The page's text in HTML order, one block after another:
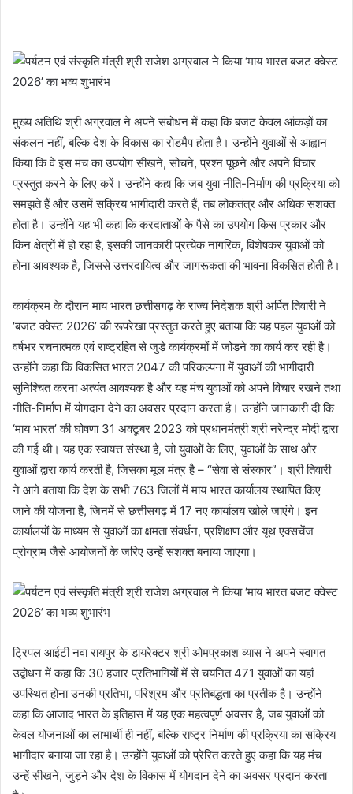
मुख्य अतिथि श्री अग्रवाल ने अपने संबोधन में कहा कि बजट केवल आंकड़ों का
संकलन नहीं, बल्कि देश के विकास का रोडमैप होता है। उन्होंने युवाओं से आह्वान
किया कि वे इस मंच का उपयोग सीखने, सोचने, प्रश्न पूछने और अपने विचार
प्रस्तुत करने के लिए करें। उन्होंने कहा कि जब युवा नीति-निर्माण की प्रक्रिया को
समझते हैं और उसमें सक्रिय भागीदारी करते हैं, तब लोकतंत्र और अधिक सशक्त
होता है। उन्होंने यह भी कहा कि करदाताओं के पैसे का उपयोग किस प्रकार और
किन क्षेत्रों में हो रहा है, इसकी जानकारी प्रत्येक नागरिक, विशेषकर युवाओं को
होना आवश्यक है, जिससे उत्तरदायित्व और जागरूकता की भावना विकसित होती है।
कार्यक्रम के दौरान माय भारत छत्तीसगढ़ के राज्य निदेशक श्री अर्पित तिवारी ने
‘बजट क्वेस्ट 2026’ की रूपरेखा प्रस्तुत करते हुए बताया कि यह पहल युवाओं को
वर्षभर रचनात्मक एवं राष्ट्रहित से जुड़े कार्यक्रमों में जोड़ने का कार्य कर रही है।
उन्होंने कहा कि विकसित भारत 2047 की परिकल्पना में युवाओं की भागीदारी
सुनिश्चित करना अत्यंत आवश्यक है और यह मंच युवाओं को अपने विचार रखने तथा
नीति-निर्माण में योगदान देने का अवसर प्रदान करता है। उन्होंने जानकारी दी कि
‘माय भारत’ की घोषणा 31 अक्टूबर 2023 को प्रधानमंत्री श्री नरेन्द्र मोदी द्वारा
की गई थी। यह एक स्वायत्त संस्था है, जो युवाओं के लिए, युवाओं के साथ और
युवाओं द्वारा कार्य करती है, जिसका मूल मंत्र है – “सेवा से संस्कार”। श्री तिवारी
ने आगे बताया कि देश के सभी 763 जिलों में माय भारत कार्यालय स्थापित किए
जाने की योजना है, जिनमें से छत्तीसगढ़ में 17 नए कार्यालय खोले जाएंगे। इन
कार्यालयों के माध्यम से युवाओं का क्षमता संवर्धन, प्रशिक्षण और यूथ एक्सचेंज
प्रोग्राम जैसे आयोजनों के जरिए उन्हें सशक्त बनाया जाएगा।
ट्रिपल आईटी नवा रायपुर के डायरेक्टर श्री ओमप्रकाश व्यास ने अपने स्वागत
उद्बोधन में कहा कि 30 हजार प्रतिभागियों में से चयनित 471 युवाओं का यहां
उपस्थित होना उनकी प्रतिभा, परिश्रम और प्रतिबद्धता का प्रतीक है। उन्होंने
कहा कि आजाद भारत के इतिहास में यह एक महत्वपूर्ण अवसर है, जब युवाओं को
केवल योजनाओं का लाभार्थी ही नहीं, बल्कि राष्ट्र निर्माण की प्रक्रिया का सक्रिय
भागीदार बनाया जा रहा है। उन्होंने युवाओं को प्रेरित करते हुए कहा कि यह मंच
उन्हें सीखने, जुड़ने और देश के विकास में योगदान देने का अवसर प्रदान करता